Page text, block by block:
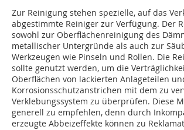
Zur Reinigung stehen spezielle, auf das
abgestimmte Reiniger zur Verfügung. Der
sowohl zur Oberflächenreinigung des
metallischer Untergründe als auch zur
Werkzeugen wie Pinseln und Rollen. Die
sollte genutzt werden, um die
Oberflächen von lackierten Anlageteilen
Korrosionsschutzanstrichen mit dem zu
Verklebungssystem zu überprüfen. Diese
generell zu empfehlen, denn durch
erzeugte Abbeizeffekte können zu